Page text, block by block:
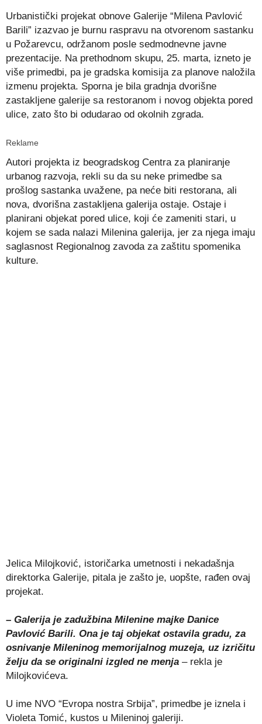
Urbanistički projekat obnove Galerije “Milena Pavlović
Barili” izazvao je burnu raspravu na otvorenom sastanku
u Požarevcu, održanom posle sedmodnevne javne
prezentacije. Na prethodnom skupu, 25. marta, izneto je
više primedbi, pa je gradska komisija za planove naložila
izmenu projekta. Sporna je bila gradnja dvorišne
zastakljene galerije sa restoranom i novog objekta pored
ulice, zato što bi odudarao od okolnih zgrada.
Reklame
Autori projekta iz beogradskog Centra za planiranje
urbanog razvoja, rekli su da su neke primedbe sa
prošlog sastanka uvažene, pa neće biti restorana, ali
nova, dvorišna zastakljena galerija ostaje. Ostaje i
planirani objekat pored ulice, koji će zameniti stari, u
kojem se sada nalazi Milenina galerija, jer za njega imaju
saglasnost Regionalnog zavoda za zaštitu spomenika
kulture.
Jelica Milojković, istoričarka umetnosti i nekadašnja
direktorka Galerije, pitala je zašto je, uopšte, rađen ovaj
projekat.
– Galerija je zadužbina Milenine majke Danice
Pavlović Barili. Ona je taj objekat ostavila gradu, za
osnivanje Mileninog memorijalnog muzeja, uz izričitu
želju da se originalni izgled ne menja – rekla je
Milojkovićeva.
U ime NVO “Evropa nostra Srbija”, primedbe je iznela i
Violeta Tomić, kustos u Mileninoj galeriji.